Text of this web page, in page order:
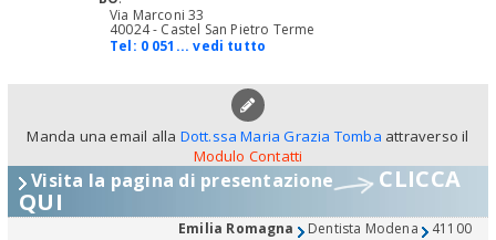
Via Marconi 33
40024 - Castel San Pietro Terme
Tel: 0 051... vedi tutto
Manda una email alla Dott.ssa Maria Grazia Tomba attraverso il
Modulo Contatti
Visita la pagina di presentazione CLICCA
QUI
Emilia Romagna Dentista Modena 41100